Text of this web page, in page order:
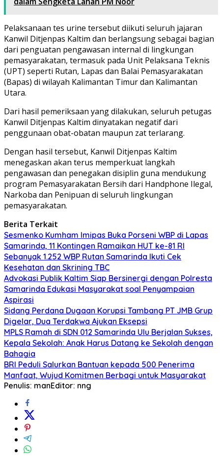
Pelaksanaan tes urine tersebut diikuti seluruh jajaran
Kanwil Ditjenpas Kaltim dan berlangsung sebagai bagian
dari penguatan pengawasan internal di lingkungan
pemasyarakatan, termasuk pada Unit Pelaksana Teknis
(UPT) seperti Rutan, Lapas dan Balai Pemasyarakatan
(Bapas) di wilayah Kalimantan Timur dan Kalimantan
Utara.
Dari hasil pemeriksaan yang dilakukan, seluruh petugas
Kanwil Ditjenpas Kaltim dinyatakan negatif dari
penggunaan obat-obatan maupun zat terlarang.
Dengan hasil tersebut, Kanwil Ditjenpas Kaltim
menegaskan akan terus memperkuat langkah
pengawasan dan penegakan disiplin guna mendukung
program Pemasyarakatan Bersih dari Handphone Ilegal,
Narkoba dan Penipuan di seluruh lingkungan
pemasyarakatan.
Berita Terkait
Sesmenko Kumham Imipas Buka Porseni WBP di Lapas
Samarinda, 11 Kontingen Ramaikan HUT ke-81 RI
Sebanyak 1.252 WBP Rutan Samarinda Ikuti Cek
Kesehatan dan Skrining TBC
Advokasi Publik Kaltim Siap Bersinergi dengan Polresta
Samarinda Edukasi Masyarakat soal Penyampaian
Aspirasi
Sidang Perdana Dugaan Korupsi Tambang PT JMB Grup
Digelar, Dua Terdakwa Ajukan Eksepsi
MPLS Ramah di SDN 012 Samarinda Ulu Berjalan Sukses,
Kepala Sekolah: Anak Harus Datang ke Sekolah dengan
Bahagia
BRI Peduli Salurkan Bantuan kepada 500 Penerima
Manfaat, Wujud Komitmen Berbagi untuk Masyarakat
Penulis: manEditor: nng